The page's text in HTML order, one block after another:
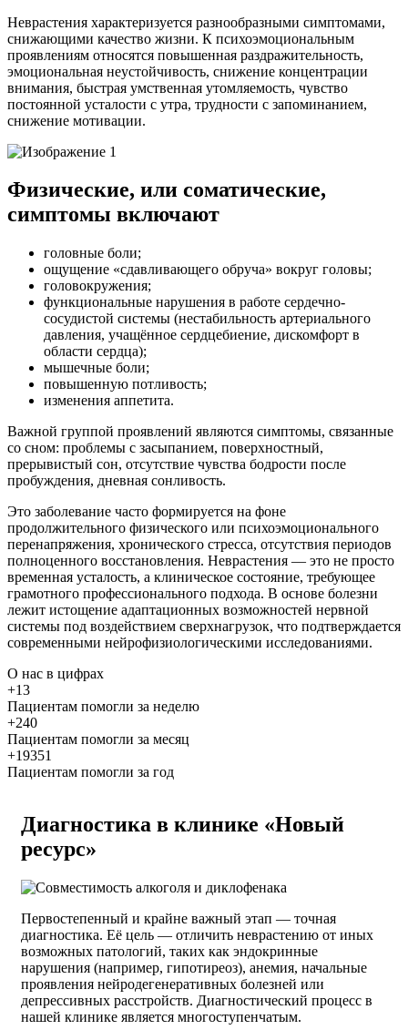
Неврастения характеризуется разнообразными симптомами,
снижающими качество жизни. К психоэмоциональным
проявлениям относятся повышенная раздражительность,
эмоциональная неустойчивость, снижение концентрации
внимания, быстрая умственная утомляемость, чувство
постоянной усталости с утра, трудности с запоминанием,
снижение мотивации.
Физические, или соматические,
симптомы включают
головные боли;
ощущение «сдавливающего обруча» вокруг головы;
головокружения;
функциональные нарушения в работе сердечно-
сосудистой системы (нестабильность артериального
давления, учащённое сердцебиение, дискомфорт в
области сердца);
мышечные боли;
повышенную потливость;
изменения аппетита.
Важной группой проявлений являются симптомы, связанные
со сном: проблемы с засыпанием, поверхностный,
прерывистый сон, отсутствие чувства бодрости после
пробуждения, дневная сонливость.
Это заболевание часто формируется на фоне
продолжительного физического или психоэмоционального
перенапряжения, хронического стресса, отсутствия периодов
полноценного восстановления. Неврастения — это не просто
временная усталость, а клиническое состояние, требующее
грамотного профессионального подхода. В основе болезни
лежит истощение адаптационных возможностей нервной
системы под воздействием сверхнагрузок, что подтверждается
современными нейрофизиологическими исследованиями.
О нас в цифрах
+13
Пациентам помогли за неделю
+240
Пациентам помогли за месяц
+19351
Пациентам помогли за год
Диагностика в клинике «Новый
ресурс»
Первостепенный и крайне важный этап — точная
диагностика. Её цель — отличить неврастению от иных
возможных патологий, таких как эндокринные
нарушения (например, гипотиреоз), анемия, начальные
проявления нейродегенеративных болезней или
депрессивных расстройств. Диагностический процесс в
нашей клинике является многоступенчатым.